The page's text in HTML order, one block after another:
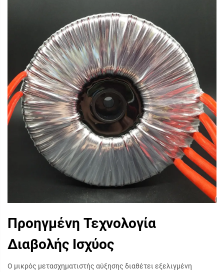
Προηγμένη Τεχνολογία
Διαβολής Ισχύος
Ο μικρός μετασχηματιστής αύξησης διαθέτει εξελιγμένη